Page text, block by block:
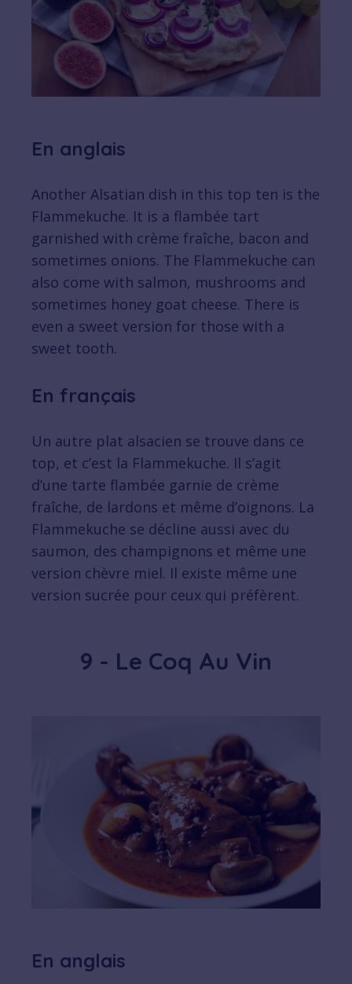
En anglais
Another Alsatian dish in this top ten is the
Flammekuche. It is a flambée tart
garnished with crème fraîche, bacon and
sometimes onions. The Flammekuche can
also come with salmon, mushrooms and
sometimes honey goat cheese. There is
even a sweet version for those with a
sweet tooth.
En français
Un autre plat alsacien se trouve dans ce
top, et c’est la Flammekuche. Il s’agit
d’une tarte flambée garnie de crème
fraîche, de lardons et même d’oignons. La
Flammekuche se décline aussi avec du
saumon, des champignons et même une
version chèvre miel. Il existe même une
version sucrée pour ceux qui préfèrent.
9 - Le Coq Au Vin
En anglais